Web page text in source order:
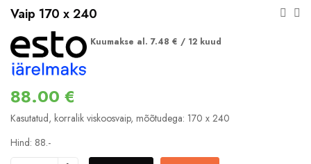
Vaip 170 x 240
Kuumakse al. 7.48 € / 12 kuud
88.00 €
Kasutatud, korralik viskoosvaip, mõõtudega: 170 x 240
Hind: 88.-